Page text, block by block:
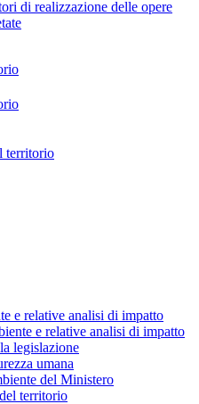
di realizzazione delle opere
territorio
e relative analisi di impatto
e relative analisi di impatto
legislazione
umana
del Ministero
territorio